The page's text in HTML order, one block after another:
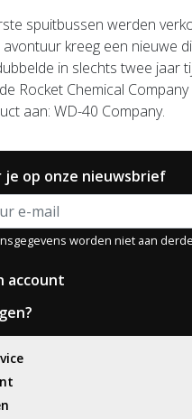
spuitbussen werden
kreeg een nieuwe
in slechts twee jaar
Rocket Chemical
aan: WD-40 Company.
je op onze nieuwsbrief
worden niet aan
account